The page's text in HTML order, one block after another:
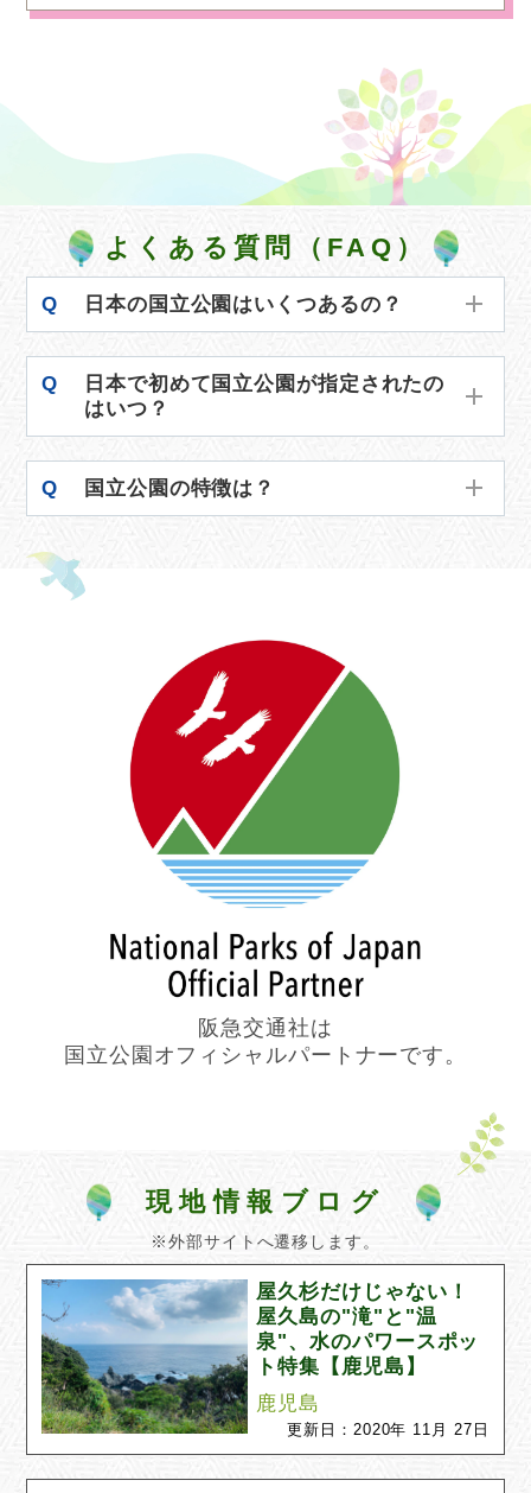
よくある質問（FAQ）
Q 日本の国立公園はいくつあるの？
Q
日本で初めて国立公園が指定されたの
はいつ？
Q 国立公園の特徴は？
阪急交通社は
国立公園オフィシャルパートナーです。
現地情報ブログ
※外部サイトへ遷移します。
屋久杉だけじゃない！
屋久島の"滝"と"温
泉"、水のパワースポッ
ト特集【鹿児島】
鹿児島
更新日：2020年 11月 27日